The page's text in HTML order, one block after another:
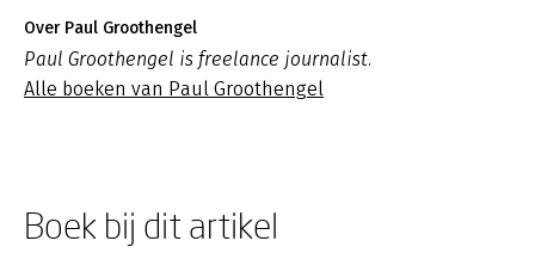
Over Paul Groothengel
Paul Groothengel is freelance journalist.
Alle boeken van Paul Groothengel
Boek bij dit artikel